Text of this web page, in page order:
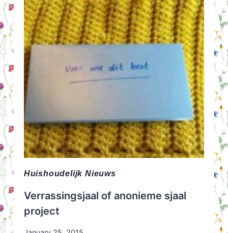
Huishoudelijk Nieuws
Verrassingsjaal of anonieme sjaal
project